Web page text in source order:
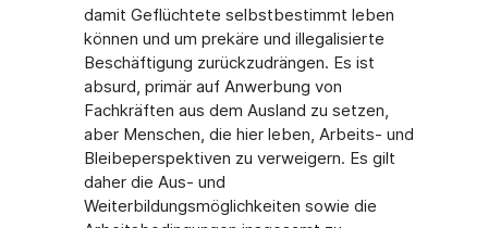
damit Geflüchtete selbstbestimmt leben
können und um prekäre und illegalisierte
Beschäftigung zurückzudrängen. Es ist
absurd, primär auf Anwerbung von
Fachkräften aus dem Ausland zu setzen,
aber Menschen, die hier leben, Arbeits- und
Bleibeperspektiven zu verweigern. Es gilt
daher die Aus- und
Weiterbildungsmöglichkeiten sowie die